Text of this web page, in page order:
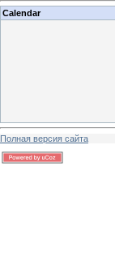
Calendar
Полная версия сайта